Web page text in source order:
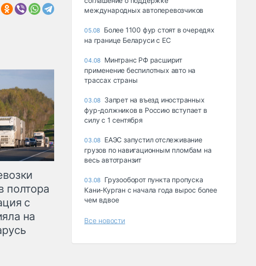
полтора
с
на
международных автоперевозчиков
05.08 Более 1100 фур стоят в очередях
на границе Беларуси с ЕС
04.08 Минтранс РФ расширит
применение беспилотных авто на
трассах страны
03.08 Запрет на въезд иностранных
фур-должников в Россию вступает в
силу с 1 сентября
03.08 ЕАЭС запустил отслеживание
грузов по навигационным пломбам на
весь автотранзит
03.08 Грузооборот пункта пропуска
Кани-Курган с начала года вырос более
чем вдвое
Все новости